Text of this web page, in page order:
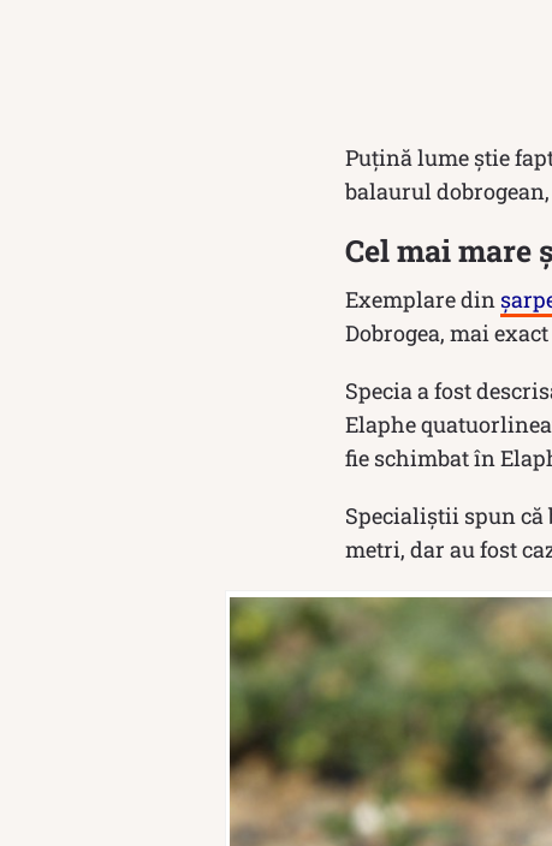
Puțină lume știe
balaurul
Cel mai mare
Exemplare din
Dobrogea, mai
Specia a fost
Elaphe
fie schimbat în
Specialiștii spun că
metri, dar au fost